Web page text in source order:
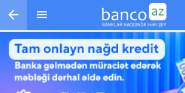
Skip to main content